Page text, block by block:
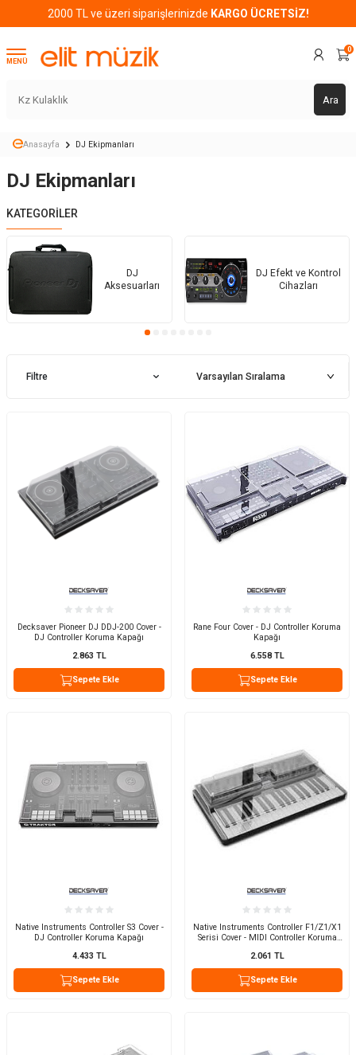
2000 TL ve üzeri siparişlerinizde KARGO ÜCRETSİZ!
MENÜ
Ara
0
Anasayfa DJ Ekipmanları
DJ Ekipmanları
KATEGORILER
DJ
Aksesuarları
DJ Efekt ve Kontrol
Cihazları
Filtre
Decksaver Pioneer DJ DDJ-200 Cover -
DJ Controller Koruma Kapağı
2.863 TL
Sepete Ekle
Rane Four Cover - DJ Controller Koruma
Kapağı
6.558TL
Sepete Ekle
Native Instruments Controller S3 Cover -
DJ Controller Koruma Kapağı
4.433 TL
Sepete Ekle
Native Instruments Controller F1/Z1/X1
Serisi Cover - MIDI Controller Koruma
2.061 TL
Sepete Ekle